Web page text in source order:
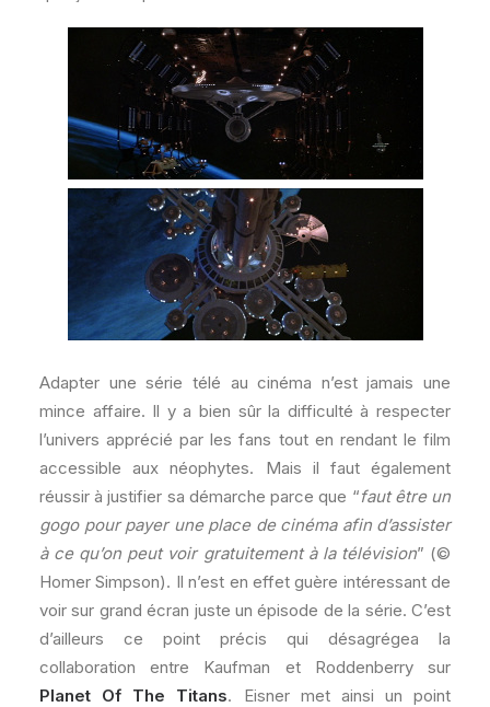
Adapter une série télé au cinéma n’est jamais une
mince affaire. Il y a bien sûr la difficulté à respecter
l’univers apprécié par les fans tout en rendant le film
accessible aux néophytes. Mais il faut également
réussir à justifier sa démarche parce que “faut être un
gogo pour payer une place de cinéma afin d’assister
à ce qu’on peut voir gratuitement à la télévision” (©
Homer Simpson). Il n’est en effet guère intéressant de
voir sur grand écran juste un épisode de la série. C’est
d’ailleurs ce point précis qui désagrégea la
collaboration entre Kaufman et Roddenberry sur
Planet Of The Titans. Eisner met ainsi un point